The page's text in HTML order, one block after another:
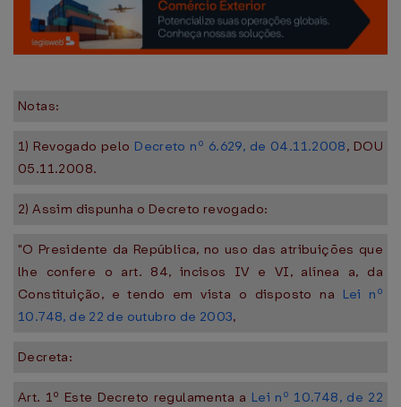
Notas:
1) Revogado pelo Decreto nº 6.629, de 04.11.2008, DOU
05.11.2008.
2) Assim dispunha o Decreto revogado:
"O Presidente da República, no uso das atribuições que
lhe confere o art. 84, incisos IV e VI, alínea a, da
Constituição, e tendo em vista o disposto na Lei nº
10.748, de 22 de outubro de 2003,
Decreta:
Art. 1º Este Decreto regulamenta a Lei nº 10.748, de 22